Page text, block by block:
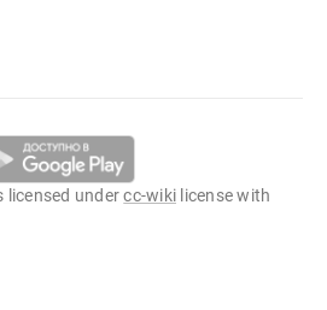
licensed undercc-wiki license with